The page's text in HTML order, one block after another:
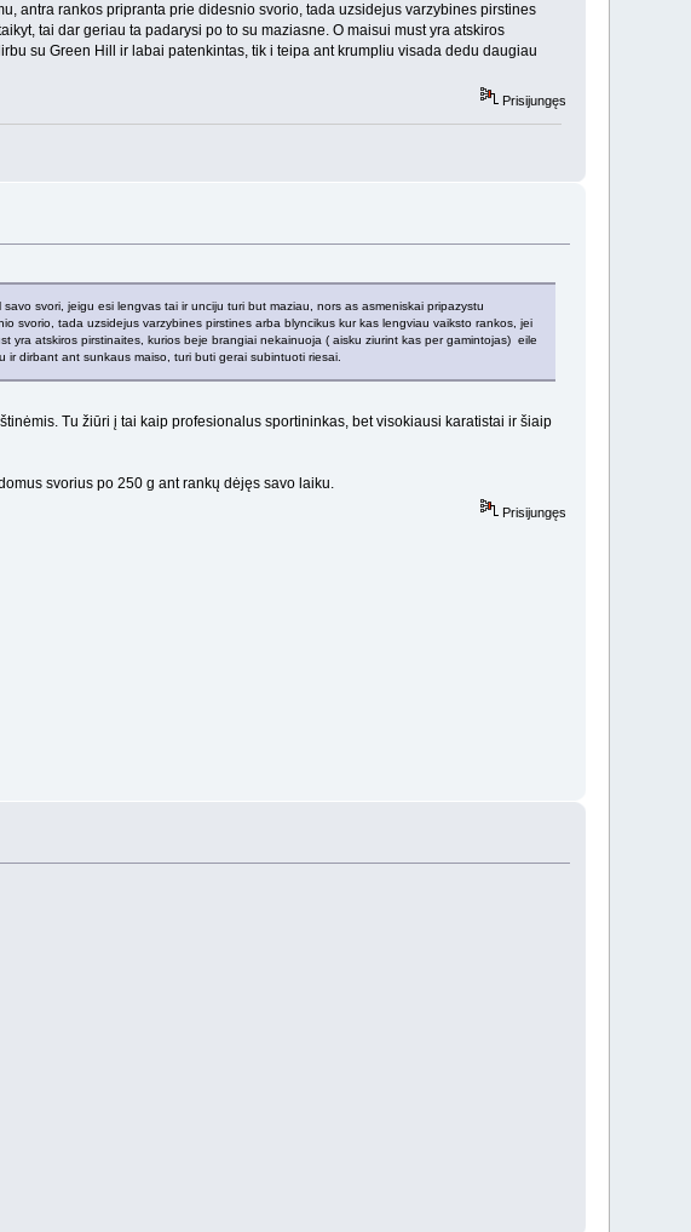
antra rankos pripranta prie didesnio svorio, tada uzsidejus varzybines pirstines
tai dar geriau ta padarysi po to su maziasne. O maisui must yra atskiros
su Green Hill ir labai patenkintas, tik i teipa ant krumpliu visada dedu daugiau
Prisijungęs
svori, jeigu esi lengvas tai ir unciju turi but maziau, nors as asmeniskai pripazystu
svorio, tada uzsidejus varzybines pirstines arba blyncikus kur kas lengviau vaiksto rankos, jei
atskiros pirstinaites, kurios beje brangiai nekainuoja ( aisku ziurint kas per gamintojas) eile
dirbant ant sunkaus maiso, turi buti gerai subintuoti riesai.
Tu žiūri į tai kaip profesionalus sportininkas, bet visokiausi karatistai ir šiaip
svorius po 250 g ant rankų dėjęs savo laiku.
Prisijungęs